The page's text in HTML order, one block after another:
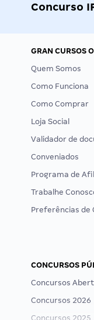
Concurso
GRAN CURSOS
Quem Somos
Como Funciona
Como Comprar
Loja Social
Validador de
Conveniados
Programa de
Trabalhe
Preferências de
CONCURSOS
Concursos
Concursos 2026
Concursos 2025